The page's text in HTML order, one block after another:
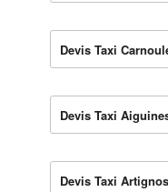
Devis Taxi
Devis Taxi
Devis Taxi